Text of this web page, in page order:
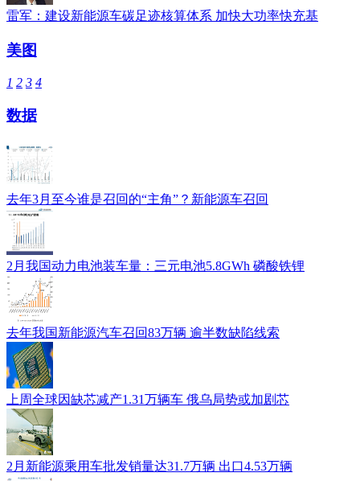
雷军：建设新能源车碳足迹核算体系 加快大功率快充基
美图
1 2 3 4
数据
去年3月至今谁是召回的“主角”？新能源车召回
2月我国动力电池装车量：三元电池5.8GWh 磷酸铁锂
去年我国新能源汽车召回83万辆 逾半数缺陷线索
上周全球因缺芯减产1.31万辆车 俄乌局势或加剧芯
2月新能源乘用车批发销量达31.7万辆 出口4.53万辆